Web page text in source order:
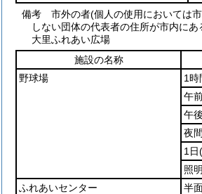
備考 市外の者(個人の使用においては
しない団体の代表者の住所が市内に
大里ふれあい広場
施設の名称
野球場
1時
午
午後
夜間
1日
照
ふれあいセンター
半